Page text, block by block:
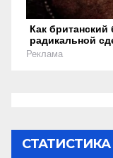
Как
радикальной
Реклама